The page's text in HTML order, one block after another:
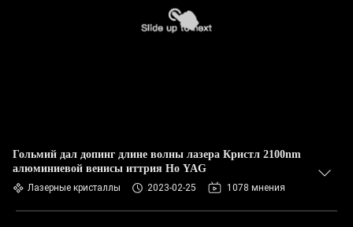
Гольмий дал допинг длине волны лазера Кристл 2100nm
алюминиевой венисы иттрия Ho YAG
Лазерные кристаллы 2023-02-25 1078 мнения